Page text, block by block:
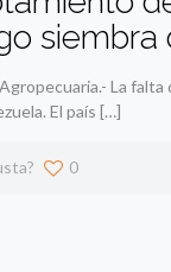
siembra
La falta
El país […]
0